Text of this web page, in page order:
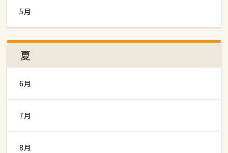
5月
夏
6月
7月
8月